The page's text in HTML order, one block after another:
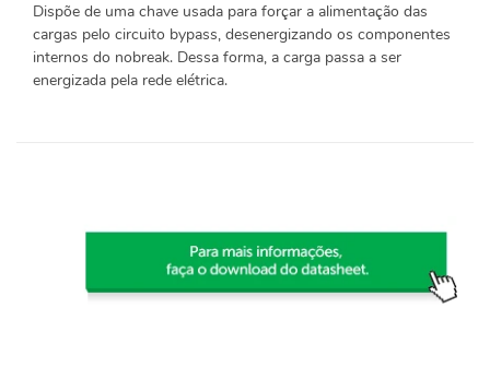
Dispõe de uma chave usada para forçar a alimentação das
cargas pelo circuito bypass, desenergizando os componentes
internos do nobreak. Dessa forma, a carga passa a ser
energizada pela rede elétrica.